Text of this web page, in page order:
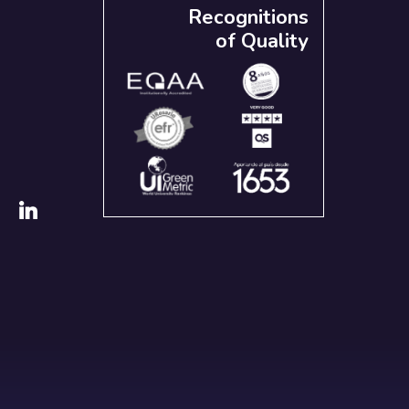
Recognitions
of Quality